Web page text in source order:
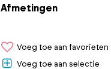
Afmetingen
Voeg toe aan favorieten
Voeg toe aan selectie